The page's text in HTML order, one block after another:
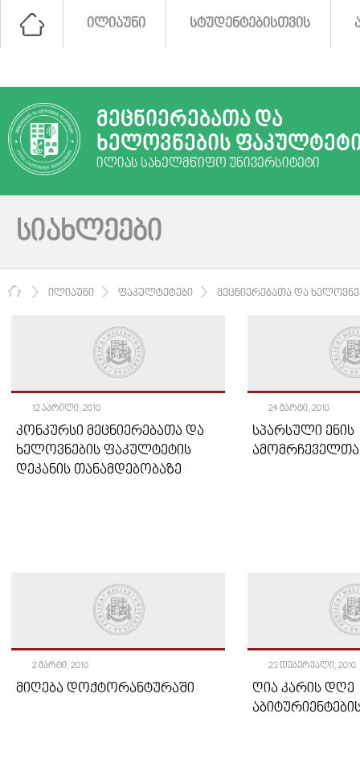
ᲘᲚᲘᲐᲣᲜᲘ ᲡᲢᲣᲓᲔᲜᲢᲔᲑᲘᲡᲗᲕᲘᲡ
ᲛᲔᲪᲜᲘᲔᲠᲔᲑᲐᲗᲐ ᲓᲐ
ᲮᲔᲚᲝᲕᲜᲔᲑᲘᲡ
ᲘᲚᲘᲐᲡ ᲡᲐᲮᲔᲚᲛᲬᲘᲤᲝ ᲣᲜᲘᲕᲔᲠᲡᲘᲢᲔᲢᲘ
ᲡᲘᲐᲮᲚᲔᲔᲑᲘ
ᲛᲗᲐᲕᲐᲠᲘ
ᲘᲚᲘᲐᲣᲜᲘ ᲤᲐᲙᲣᲚᲢᲔᲢᲔᲑᲘ ᲛᲔᲪᲜᲘᲔᲠᲔᲑᲐᲗᲐ ᲓᲐ
12 ᲐᲞᲠᲘᲚᲘ, 2010
ᲙᲝᲜᲙᲣᲠᲡᲘ ᲛᲔᲪᲜᲘᲔᲠᲔᲑᲐᲗᲐ ᲓᲐ
ᲮᲔᲚᲝᲕᲜᲔᲑᲘᲡ ᲤᲐᲙᲣᲚᲢᲔᲢᲘᲡ
ᲓᲔᲙᲐᲜᲘᲡ ᲗᲐᲜᲐᲛᲓᲔᲑᲝᲑᲐᲖᲔ
24 ᲛᲐᲠᲢᲘ, 2010
ᲡᲞᲐᲠᲡᲣᲚᲘ ᲔᲜᲘᲡ
2 ᲛᲐᲠᲢᲘ, 2010
ᲛᲘᲦᲔᲑᲐ ᲓᲝᲥᲢᲝᲠᲐᲜᲢᲣᲠᲐᲨᲘ
23 ᲗᲔᲑᲔᲠᲕᲐᲚᲘ, 2010
ᲦᲘᲐ ᲙᲐᲠᲘᲡ ᲓᲦᲔ